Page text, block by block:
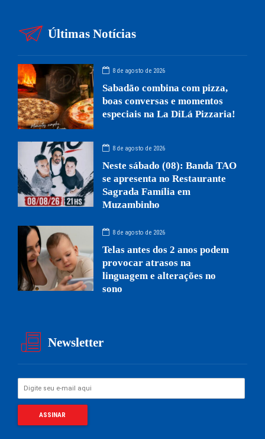
Últimas Notícias
8 de agosto de 2026
Sabadão combina com pizza,
boas conversas e momentos
especiais na La DiLá Pizzaria!
8 de agosto de 2026
Neste sábado (08): Banda TAO
se apresenta no Restaurante
Sagrada Família em
Muzambinho
8 de agosto de 2026
Telas antes dos 2 anos podem
provocar atrasos na
linguagem e alterações no
sono
Newsletter